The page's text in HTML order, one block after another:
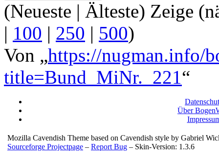
(Neueste | Älteste) Zeige
| 100 | 250 | 500)
Von „https://nugman.info/
title=Bund_MiNr._221“
Über
Mozilla Cavendish Theme based on Cavendish style by Gabriel
Sourceforge Projectpage – Report Bug – Skin-Version: 1.3.6